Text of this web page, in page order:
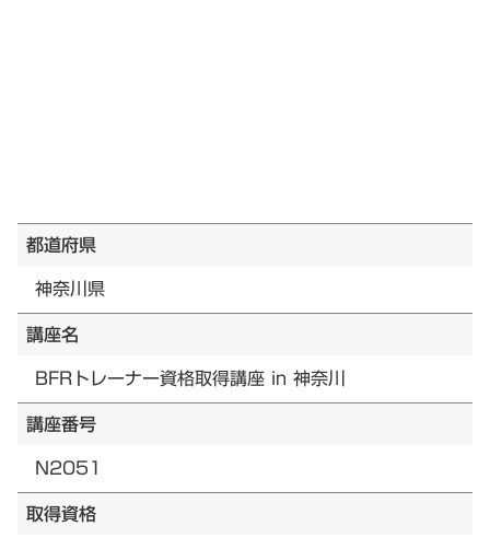
都道府県
神奈川県
講座名
BFRトレーナー資格取得講座 in 神奈川
講座番号
N2051
取得資格